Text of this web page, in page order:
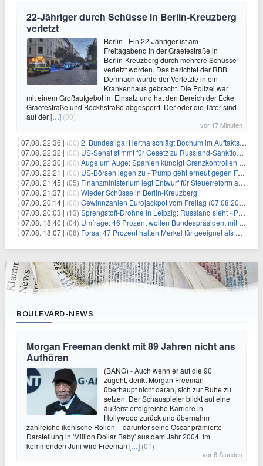
22-Jähriger durch Schüsse in Berlin-Kreuzberg
verletzt
Berlin - Ein 22-Jähriger ist am
Freitagabend in der Graefestraße in
Berlin-Kreuzberg durch mehrere Schüsse
verletzt worden. Das berichtet der RBB.
Demnach wurde der Verletzte in ein
Krankenhaus gebracht. Die Polizei war
mit einem Großaufgebot im Einsatz und hat den Bereich der Ecke
Graefestraße und Böckhstraße abgesperrt. Der oder die Täter sind
auf der[…] (00)
vor 17 Minuten
07.08. 22:36 | (00) 2. Bundesliga: Hertha schlägt Bochum im Auftaktspiel
07.08. 22:32 | (00) US-Senat stimmt für Gesetz zu Russland-Sanktionen
07.08. 22:30 | (00) Auge um Auge: Spanien kündigt Grenzkontrollen zu Italien an
07.08. 22:21 | (00) US-Börsen legen zu - Trump geht erneut gegen Fed-Gouverneurin vor
07.08. 21:45 | (05) Finanzministerium legt Entwurf für Steuerreform ab 2027 vor
07.08. 21:37 | (00) Wieder Schüsse in Berlin-Kreuzberg
07.08. 20:14 | (00) Gewinnzahlen Eurojackpot vom Freitag (07.08.2026)
07.08. 20:03 | (13) Sprengstoff-Drohne in Leipzig: Russland sieht «Provokation»
07.08. 18:40 | (04) Umfrage: 46 Prozent wollen Bundespräsident mit Politik-Erfahrung
07.08. 18:07 | (08) Forsa: 47 Prozent halten Merkel für geeignet als Bundespräsidentin
BOULEVARD-NEWS
Morgan Freeman denkt mit 89 Jahren nicht ans
Aufhören
(BANG) - Auch wenn er auf die 90
zugeht, denkt Morgan Freeman
überhaupt nicht daran, sich zur Ruhe zu
setzen. Der Schauspieler blickt auf eine
äußerst erfolgreiche Karriere in
Hollywood zurück und übernahm
zahlreiche ikonische Rollen – darunter seine Oscar-prämierte
Darstellung in 'Million Dollar Baby' aus dem Jahr 2004. Im
kommenden Juni wird Freeman […] (01)
vor 6 Stunden